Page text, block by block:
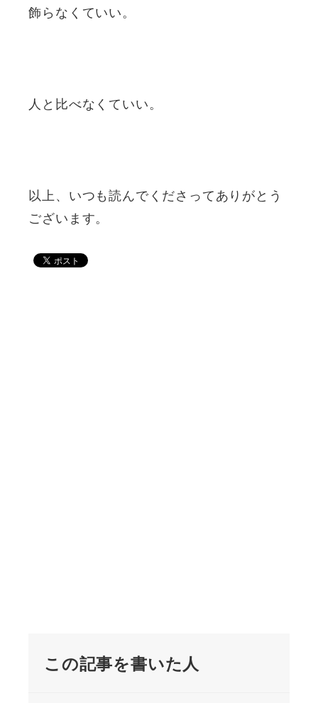
飾らなくていい。
人と比べなくていい。
以上、いつも読んでくださってありがとう
ございます。
この記事を書いた人